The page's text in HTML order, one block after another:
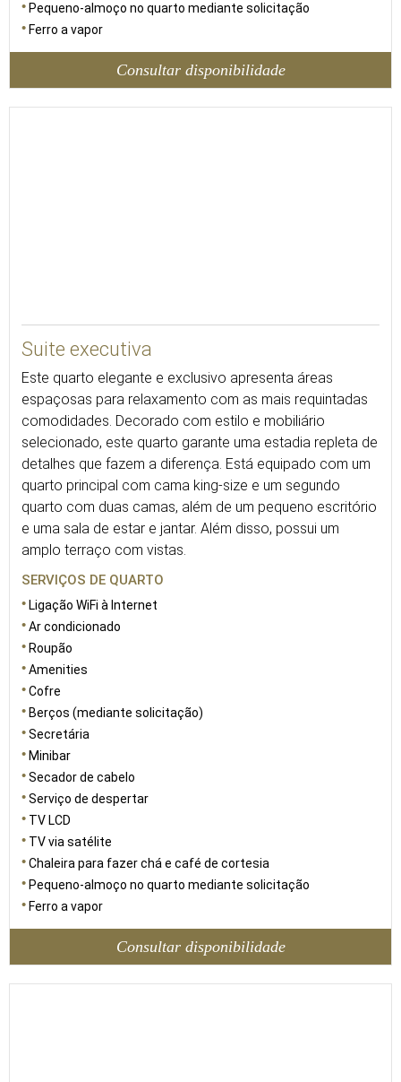
Pequeno-almoço no quarto mediante solicitação
Ferro a vapor
Consultar disponibilidade
Suite executiva
Este quarto elegante e exclusivo apresenta áreas
espaçosas para relaxamento com as mais requintadas
comodidades. Decorado com estilo e mobiliário
selecionado, este quarto garante uma estadia repleta de
detalhes que fazem a diferença. Está equipado com um
quarto principal com cama king-size e um segundo
quarto com duas camas, além de um pequeno escritório
e uma sala de estar e jantar. Além disso, possui um
amplo terraço com vistas.
SERVIÇOS DE QUARTO
Ligação WiFi à Internet
Ar condicionado
Roupão
Amenities
Cofre
Berços (mediante solicitação)
Secretária
Minibar
Secador de cabelo
Serviço de despertar
TV LCD
TV via satélite
Chaleira para fazer chá e café de cortesia
Pequeno-almoço no quarto mediante solicitação
Ferro a vapor
Consultar disponibilidade